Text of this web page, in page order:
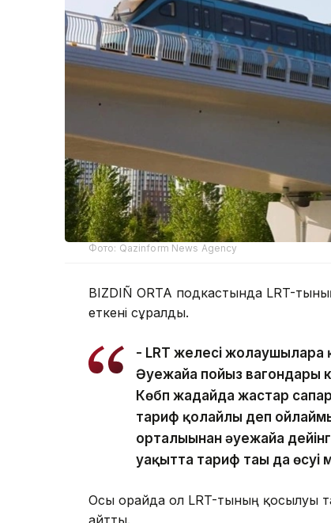
Фото: Qazinform News Agency
BIZDIÑ ORTA подкастында LRT-
еткені сұралды.
- LRT желесі
Әуежайға пойыз вагондары
Көбп жағдайда жастар
тариф қолайлы деп
орталығынан әуежайға
уақытта тариф тағы да
Осы орайда ол LRT-тының қосылуы
айтты.